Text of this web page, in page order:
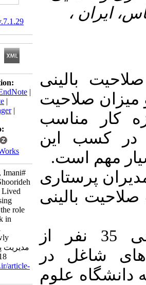
،
این
است.
این مطالعه کیفی 35 نفر از
در
علوم
10.29252/ijnv.7.1.29
Download citation:
BibTeX | EndNote
Medlars
ProCite|
Reference Manager
Send citation to:
Mendeley
Zotero
Manouchehri H, Imani#
E, Atashzadeh-Shoorideh
F, Alavimajd H. Lived
experiences nursing
managers about the role
of students' work in
attaining clinical
competency newly
nurses. مدیریت پرستاری
2018; 7 (1) :29-40
URL:http://ijnv.ir/article-
1-539-fa.html